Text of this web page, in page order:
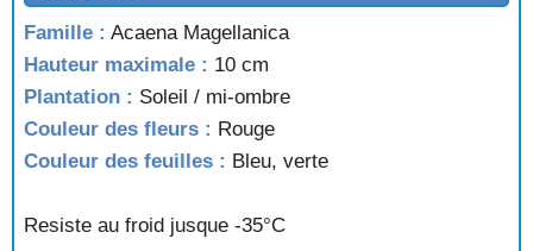
Famille : Acaena Magellanica
Hauteur maximale : 10 cm
Plantation : Soleil / mi-ombre
Couleur des fleurs : Rouge
Couleur des feuilles : Bleu, verte
Resiste au froid jusque -35°C